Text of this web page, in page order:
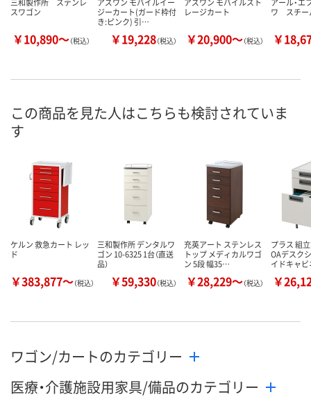
スワゴン
￥10,890～（税込）
ジーカート(ガード枠付
き:ピンク) 引…
￥19,228（税込）
レージカート
￥20,900～（税込）
ワ スチー
￥
この商品を見た人はこちらも検討されていま
す
ケルン 救急カート レッ
ド
￥383,877～（税込）
三和製作所 デンタルワ
ゴン 10-6325 1台（直送
品）
￥59,330（税込）
充英アート ステンレス
トップ メディカルワゴ
ン 5段 幅35…
￥28,229～（税込）
プラス 組
OAデスク
イドキャ
￥
ワゴン/カートのカテゴリー
医療・介護施設用家具/備品のカテゴリー